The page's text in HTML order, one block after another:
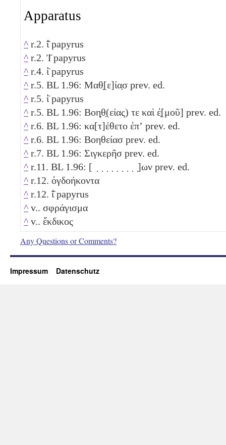
Apparatus
^ r.2. ΐ̈ papyrus
^ r.2. Ἰ̈ papyrus
^ r.4. ἰ̈ papyrus
^ r.5. BL 1.96: Μαθ̣[ε]ία̣σ prev. ed.
^ r.5. ἱ̈ papyrus
^ r.5. BL 1.96: Βοη̣θ̣(είας) τε καὶ ἐ̣[μοῦ] prev. ed.
^ r.6. BL 1.96: κα[τ]έθετο ἐπʼ prev. ed.
^ r.6. BL 1.96: Βοηθείασ prev. ed.
^ r.7. BL 1.96: Σιγκερῆσ prev. ed.
^ r.11. BL 1.96: [ ̣ ̣ ̣ ̣ ̣ ̣ ̣ ̣ ̣]ων prev. ed.
^ r.12. ὀγδοήκοντα
^ r.12. ΐ̈ papyrus
^ v.. σφράγισμα
^ v.. ἔκδικος
Any Questions or Comments?
Impressum Datenschutz